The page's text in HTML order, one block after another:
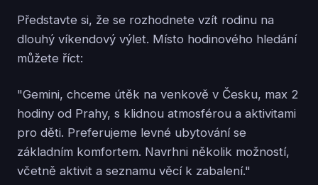
Představte si, že se rozhodnete vzít rodinu na
dlouhý víkendový výlet. Místo hodinového hledání
můžete říct:
"Gemini, chceme útěk na venkově v Česku, max 2
hodiny od Prahy, s klidnou atmosférou a aktivitami
pro děti. Preferujeme levné ubytování se
základním komfortem. Navrhni několik možností,
včetně aktivit a seznamu věcí k zabalení."